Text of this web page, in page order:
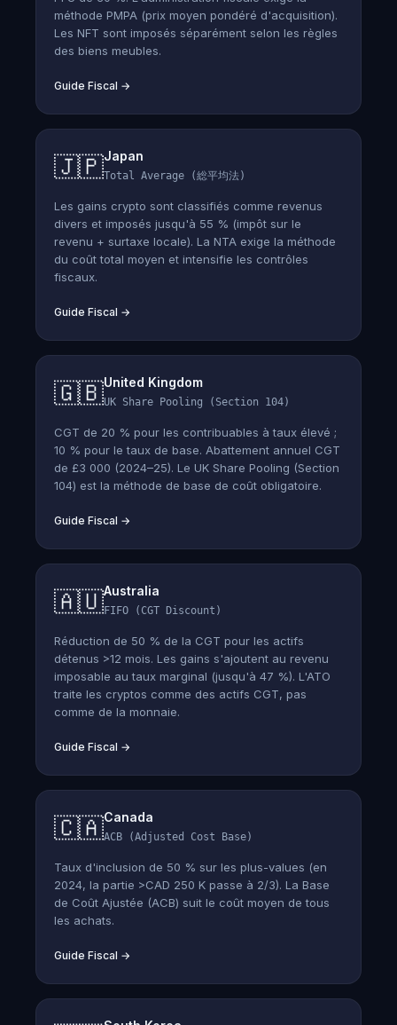
méthode PMPA (prix moyen pondéré d'acquisition).
Les NFT sont imposés séparément selon les règles
des biens meubles.
Guide Fiscal →
🇯🇵Japan
Total Average (総平均法)
Les gains crypto sont classifiés comme revenus
divers et imposés jusqu'à 55 % (impôt sur le
revenu + surtaxe locale). La NTA exige la méthode
du coût total moyen et intensifie les contrôles
fiscaux.
Guide Fiscal →
🇬🇧United Kingdom
UK Share Pooling (Section 104)
CGT de 20 % pour les contribuables à taux élevé ;
10 % pour le taux de base. Abattement annuel CGT
de £3 000 (2024–25). Le UK Share Pooling (Section
104) est la méthode de base de coût obligatoire.
Guide Fiscal →
🇦🇺Australia
FIFO (CGT Discount)
Réduction de 50 % de la CGT pour les actifs
détenus >12 mois. Les gains s'ajoutent au revenu
imposable au taux marginal (jusqu'à 47 %). L'ATO
traite les cryptos comme des actifs CGT, pas
comme de la monnaie.
Guide Fiscal →
🇨🇦Canada
ACB (Adjusted Cost Base)
Taux d'inclusion de 50 % sur les plus-values (en
2024, la partie >CAD 250 K passe à 2/3). La Base
de Coût Ajustée (ACB) suit le coût moyen de tous
les achats.
Guide Fiscal →